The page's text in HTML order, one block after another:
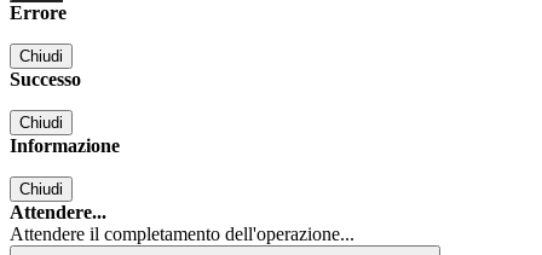
Errore
Chiudi
Successo
Chiudi
Informazione
Chiudi
Attendere...
Attendere il completamento dell'operazione...